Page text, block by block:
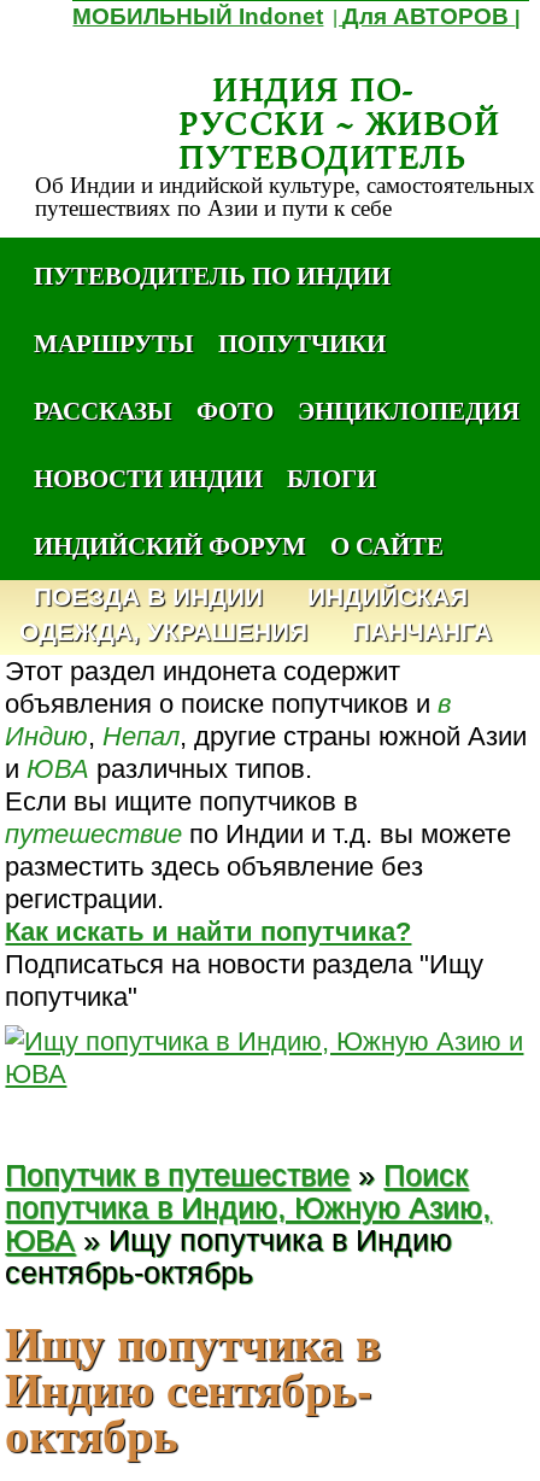
МОБИЛЬНЫЙ Indonet |Для АВТОРОВ
ИНДИЯ ПО-
РУССКИ ~ ЖИВОЙ
ПУТЕВОДИТЕЛЬ
Об Индии и индийской культуре, самостоятельных
путешествиях по Азии и пути к себе
ПУТЕВОДИТЕЛЬ ПО ИНДИИ
МАРШРУТЫ
ПОПУТЧИКИ
РАССКАЗЫ
ФОТО
ЭНЦИКЛОПЕДИЯ
НОВОСТИ ИНДИИ
БЛОГИ
ИНДИЙСКИЙ ФОРУМ
О САЙТЕ
ПОЕЗДА В ИНДИИ
ИНДИЙСКАЯ
ОДЕЖДА, УКРАШЕНИЯ
ПАНЧАНГА
Этот раздел индонета содержит
объявления о поиске попутчиков ив
Индию,Непал, другие страны южной Азии
иЮВА различных типов.
Если вы ищите попутчиков в
путешествие по Индии и т.д. вы можете
разместить здесь объявление без
регистрации.
Как искать и найти попутчика?
Подписаться на новости раздела "Ищу
попутчика"
Попутчик в путешествие » Поиск
попутчика в Индию, Южную Азию,
ЮВА » Ищу попутчика в Индию
сентябрь-октябрь
Ищу попутчика в
Индию сентябрь-
октябрь